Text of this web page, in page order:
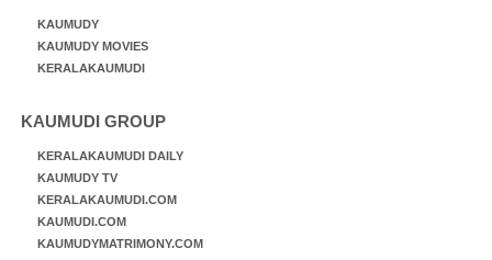
KAUMUDY
KAUMUDY MOVIES
KERALAKAUMUDI
KAUMUDI GROUP
KERALAKAUMUDI DAILY
KAUMUDY TV
KERALAKAUMUDI.COM
KAUMUDI.COM
KAUMUDYMATRIMONY.COM